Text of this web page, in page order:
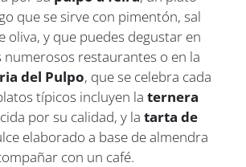
que se sirve con pimentón, sal
oliva, y que puedes degustar en
numerosos restaurantes o en la
del Pulpo, que se celebra cada
típicos incluyen la ternera
por su calidad, y la tarta de
elaborado a base de almendra
con un café.